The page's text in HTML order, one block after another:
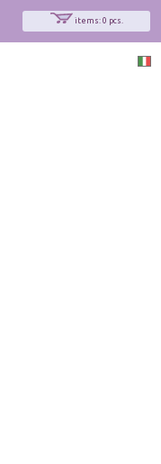
items: 0 pcs.